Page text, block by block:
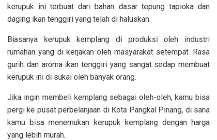
kerupuk ini terbuat dari bahan dasar tepung tapioka dan
daging ikan tenggiri yang telah di haluskan.
Biasanya kerupuk kemplang di produksi oleh industri
rumahan yang di kerjakan oleh masyarakat setempat. Rasa
gurih dan aroma ikan tenggiri yang sangat sedap membuat
kerupuk ini di sukai oleh banyak orang.
Jika ingin membeli kemplang sebagai oleh-oleh, kamu bisa
pergi ke pusat perbelanjaan di Kota Pangkal Pinang, di sana
kamu bisa menemukan kerupuk kemplang dengan harga
yang lebih murah.